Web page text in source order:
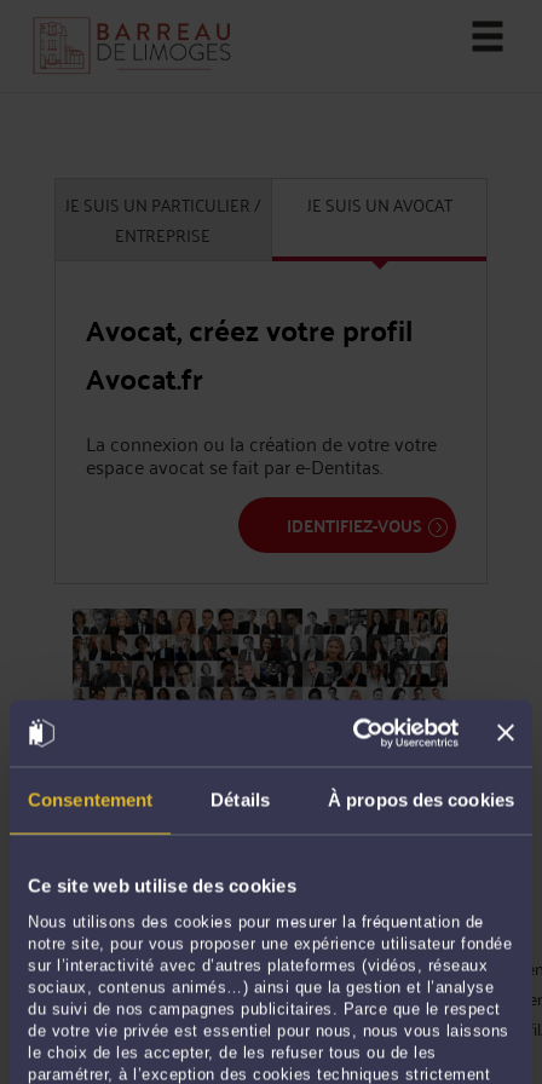
Consentement Détails À propos des cookies
Ce site web utilise des cookies
Nous utilisons des cookies pour mesurer la fréquentation de
notre site, pour vous proposer une expérience utilisateur fondée
sur l’interactivité avec d’autres plateformes (vidéos, réseaux
sociaux, contenus animés…) ainsi que la gestion et l’analyse
du suivi de nos campagnes publicitaires. Parce que le respect
de votre vie privée est essentiel pour nous, nous vous laissons
le choix de les accepter, de les refuser tous ou de les
paramétrer, à l’exception des cookies techniques strictement
JE SUIS UN PARTICULIER /
ENTREPRISE
JE SUIS UN AVOCAT
Avocat, créez votre profil
Avocat.fr
La connexion ou la création de votre votre
espace avocat se fait par e-Dentitas.
IDENTIFIEZ-VOUS
Créez votre profil gratuitement
Les avantages Avocat.fr
Renforcez votre visibilité en ligne !
Gagnez en visibilité sur internet et gérez ainsi plus
réputation en ligne. En étant présent sur l'annuaire de
avocats, vous êtes maître des informations diffusées sur votre profil.